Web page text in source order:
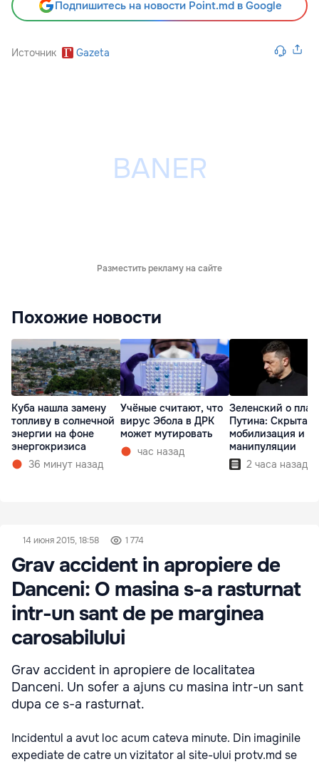
Подпишитесь на новости Point.md в Google
Источник Gazeta
Разместить рекламу на сайте
Похожие новости
Куба нашла замену
топливу в солнечной
энергии на фоне
энергокризиса
36 минут назад
Учёные считают, что
вирус Эбола в ДРК
может мутировать
час назад
Зеленский о
Путина: Скрытая
мобилизация и
манипуляции
2 часа назад
14 июня 2015, 18:58 1 774
Grav accident in apropiere de
Danceni: O masina s-a rasturnat
intr-un sant de pe marginea
carosabilului
Grav accident in apropiere de localitatea
Danceni. Un sofer a ajuns cu masina intr-un sant
dupa ce s-a rasturnat.
Incidentul a avut loc acum cateva minute. Din imaginile
expediate de catre un vizitator al site-ului protv.md se